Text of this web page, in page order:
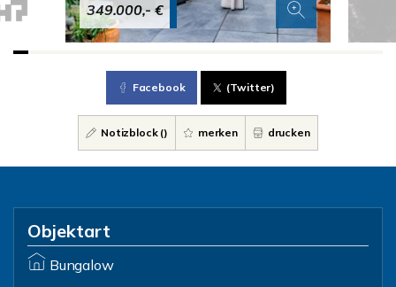
349.000,- €
Facebook (Twitter)
Notizblock () merken drucken
Objektart
Bungalow